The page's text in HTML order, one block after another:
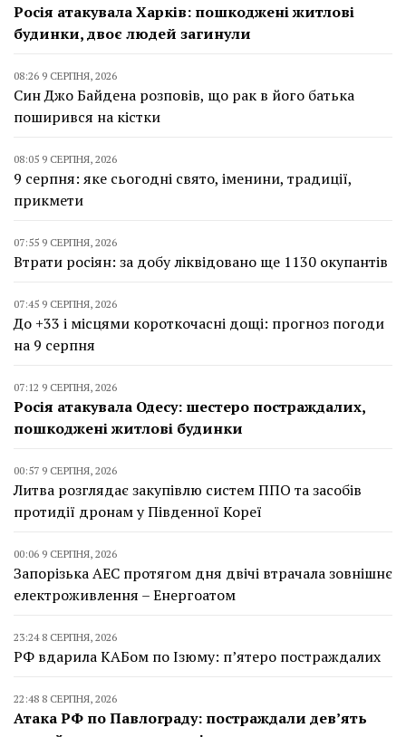
Росія атакувала Харків: пошкоджені житлові
будинки, двоє людей загинули
08:26 9 СЕРПНЯ, 2026
Син Джо Байдена розповів, що рак в його батька
поширився на кістки
08:05 9 СЕРПНЯ, 2026
9 серпня: яке сьогодні свято, іменини, традиції,
прикмети
07:55 9 СЕРПНЯ, 2026
Втрати росіян: за добу ліквідовано ще 1130 окупантів
07:45 9 СЕРПНЯ, 2026
До +33 і місцями короткочасні дощі: прогноз погоди
на 9 серпня
07:12 9 СЕРПНЯ, 2026
Росія атакувала Одесу: шестеро постраждалих,
пошкоджені житлові будинки
00:57 9 СЕРПНЯ, 2026
Литва розглядає закупівлю систем ППО та засобів
протидії дронам у Південної Кореї
00:06 9 СЕРПНЯ, 2026
Запорізька АЕС протягом дня двічі втрачала зовнішнє
електроживлення – Енергоатом
23:24 8 СЕРПНЯ, 2026
РФ вдарила КАБом по Ізюму: п’ятеро постраждалих
22:48 8 СЕРПНЯ, 2026
Атака РФ по Павлограду: постраждали дев’ять